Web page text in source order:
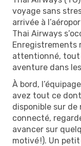
voyage sans
arrivée à
Thai Airways
Enregistrements
attentionné, tout
aventure dans
À bord,
avez tout ce
disponible sur de
connecté,
avancer sur
motivé !). Un